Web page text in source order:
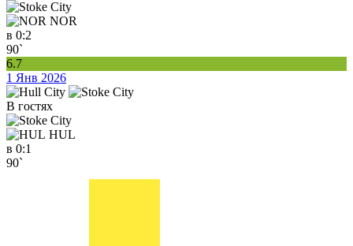
NOR
в 0:2
90`
6.7
1 Янв 2026
В гостях
HUL
в 0:1
90`